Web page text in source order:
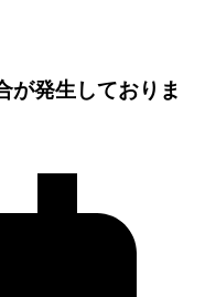
が発生しておりま